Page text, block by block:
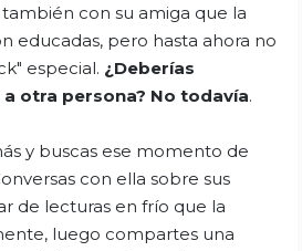
con su amiga que la
educadas, pero hasta ahora no
especial. ¿Deberías
otra persona? No todavía.
y buscas ese momento de
con ella sobre sus
de lecturas en frío que la
luego compartes una